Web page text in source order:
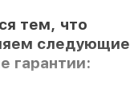
тем, что
следующие
гарантии: